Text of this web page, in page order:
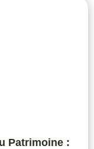
Patrimoine :